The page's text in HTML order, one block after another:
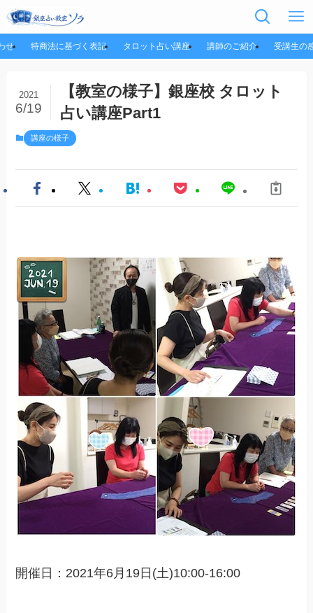
せ 特商法に基づく表記 タロット占い講座 講師のご紹介 受講生の
【教室の様子】銀座校 タロット
占い講座Part1
2021
6/19
講座の様子
開催日：2021年6月19日(土)10:00-16:00